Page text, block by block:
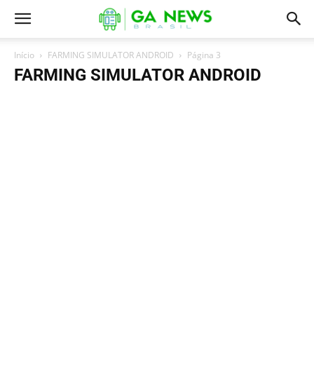
Início FARMING SIMULATOR ANDROID Página 3
FARMING SIMULATOR ANDROID